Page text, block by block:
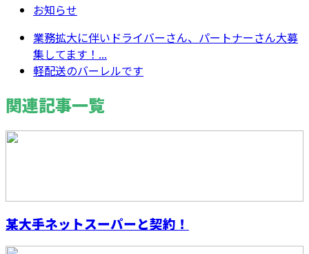
お知らせ
業務拡大に伴いドライバーさん、パートナーさん大募
集してます！...
軽配送のバーレルです
関連記事一覧
某大手ネットスーパーと契約！